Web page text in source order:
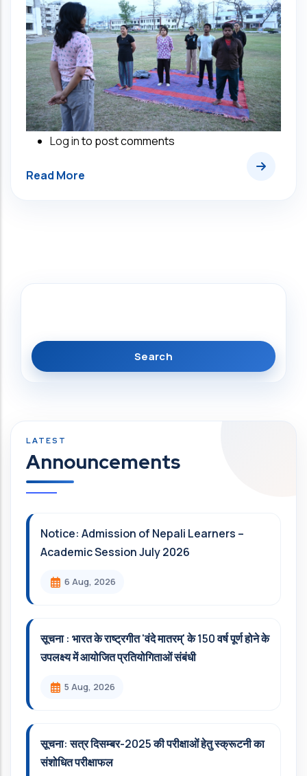
Log into post comments
Announcements
Notice: Admission of Nepali Learners –
Academic Session July 2026
6 Aug, 2026
सूचना : भारत के राष्ट्रगीत 'वंदे मातरम्' के 150 वर्ष पूर्ण होने के
उपलक्ष्य में आयोजित प्रतियोगिताओं संबंधी
5 Aug, 2026
सूचना: सत्र दिसम्‍बर-2025 की परीक्षाओं हेतु स्क्रूटनी का
संशोधित परीक्षाफल